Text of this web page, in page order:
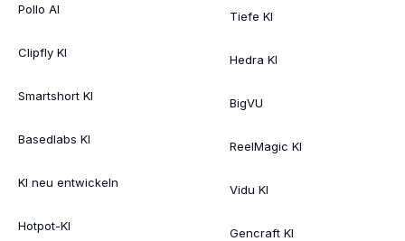
Pollo AI
Clipfly KI
Smartshort KI
Basedlabs KI
KI neu entwickeln
Hotpot-KI
Tiefe KI
Hedra KI
BigVU
ReelMagic KI
Vidu KI
Gencraft KI